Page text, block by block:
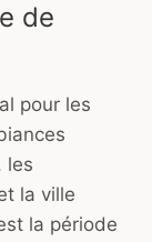
de
pour les
les
la ville
la période